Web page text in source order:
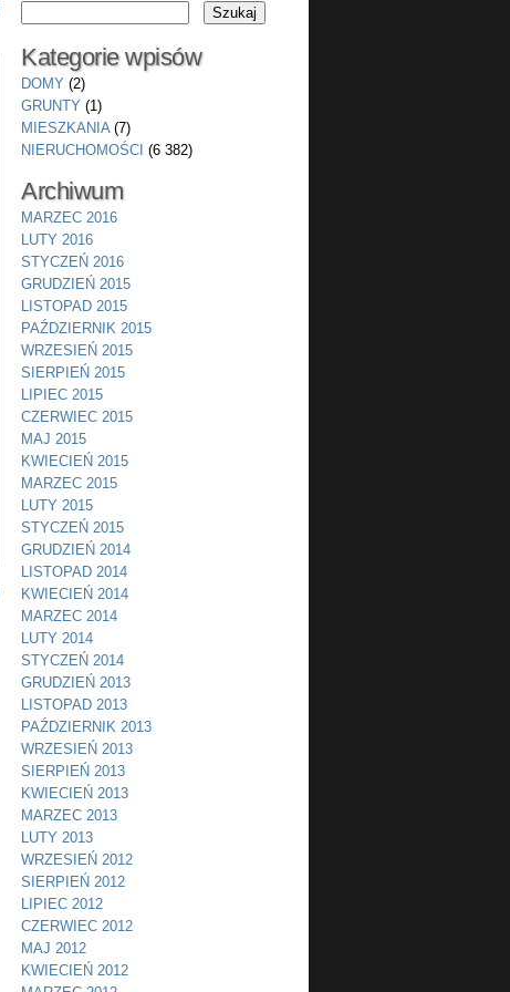
Kategorie wpisów
DOMY (2)
GRUNTY (1)
MIESZKANIA(7)
NIERUCHOMOŚCI (6 382)
Archiwum
MARZEC 2016
LUTY 2016
STYCZEŃ 2016
GRUDZIEŃ 2015
LISTOPAD 2015
PAŹDZIERNIK 2015
WRZESIEŃ 2015
SIERPIEŃ 2015
LIPIEC 2015
CZERWIEC 2015
MAJ 2015
KWIECIEŃ 2015
MARZEC 2015
LUTY 2015
STYCZEŃ 2015
GRUDZIEŃ 2014
LISTOPAD 2014
KWIECIEŃ 2014
MARZEC 2014
LUTY 2014
STYCZEŃ 2014
GRUDZIEŃ 2013
LISTOPAD 2013
PAŹDZIERNIK 2013
WRZESIEŃ 2013
SIERPIEŃ 2013
KWIECIEŃ 2013
MARZEC 2013
LUTY 2013
WRZESIEŃ 2012
SIERPIEŃ 2012
LIPIEC 2012
CZERWIEC 2012
MAJ 2012
KWIECIEŃ 2012